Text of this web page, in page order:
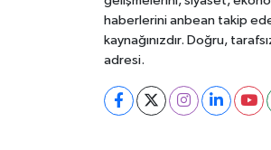
haberlerini anbean takip
kaynağınızdır. Doğru,
adresi.